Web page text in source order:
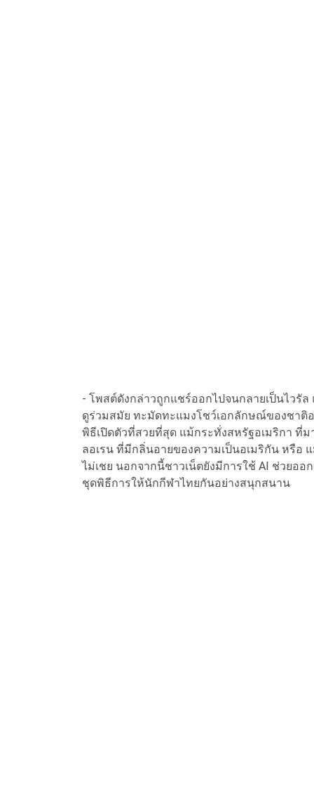
- โพสต์ดังกล่าวถูกแชร์ออกไปจนกลายเป็นไวรั
ดูร่วมสมัย ทะมัดทะแมงโชว์เอกลักษณ์ของชาติ
พิธีเปิดตัวที่สวยที่สุด แม้กระทั่งสหรัฐอเมริกา ที่
ลอเรน ที่มีกลิ่นอายของความเป็นอเมริกัน หรือ
ไม่เชย นอกจากนี้ชาวเน็ตยังมีการใช้ AI ช่วยอ
ชุดพิธีการให้นักกีฬาไทยกันอย่างสนุกสนาน